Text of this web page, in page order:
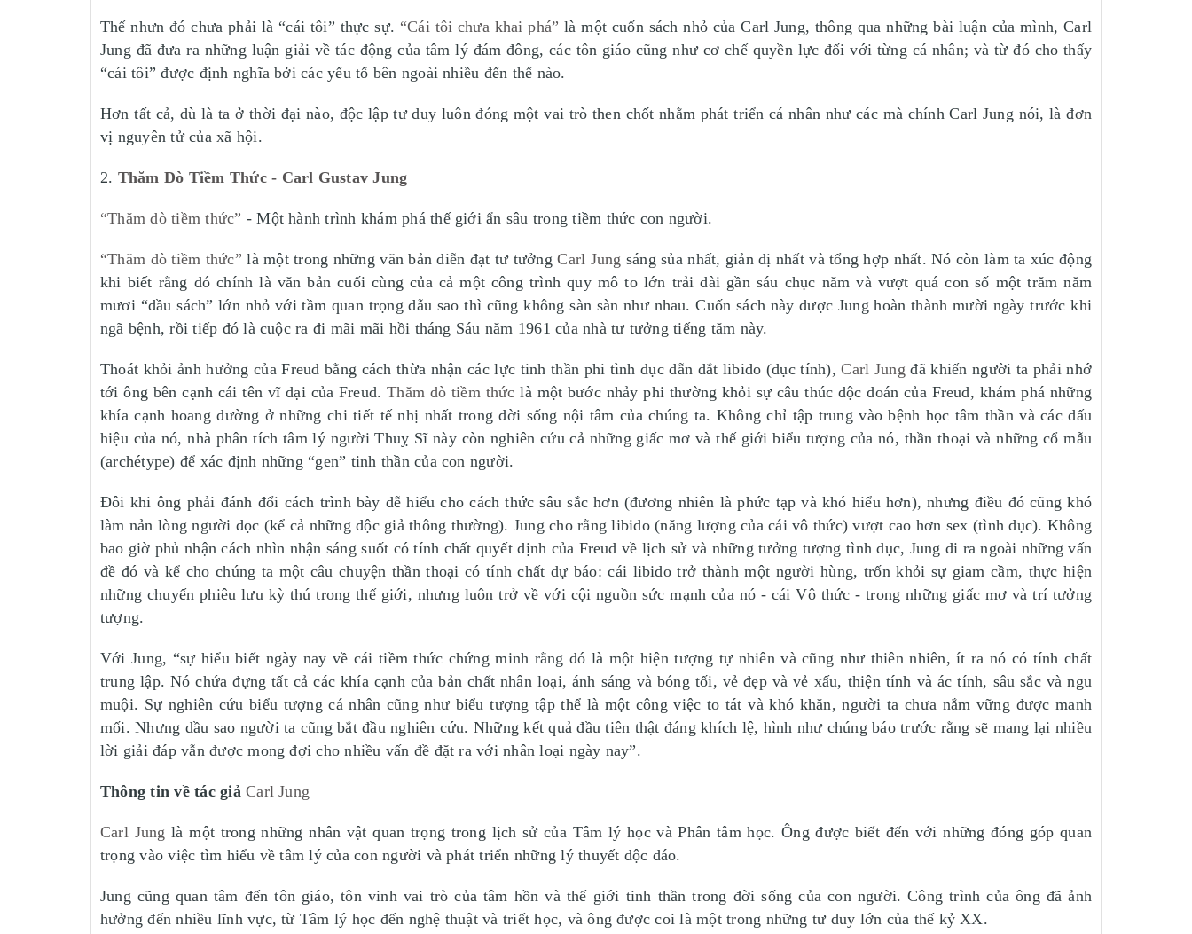
Thế nhưn đó chưa phải là “cái tôi” thực sự. “Cái tôi chưa khai phá” là một cuốn sách nhỏ của Carl Jung, thông qua những bài luận của mình, Carl
Jung đã đưa ra những luận giải về tác động của tâm lý đám đông, các tôn giáo cũng như cơ chế quyền lực đối với từng cá nhân; và từ đó cho thấy
“cái tôi” được định nghĩa bởi các yếu tố bên ngoài nhiều đến thế nào.
Hơn tất cả, dù là ta ở thời đại nào, độc lập tư duy luôn đóng một vai trò then chốt nhằm phát triển cá nhân như các mà chính Carl Jung nói, là đơn
vị nguyên tử của xã hội.
2. Thăm Dò Tiềm Thức - Carl Gustav Jung
“Thăm dò tiềm thức” - Một hành trình khám phá thế giới ẩn sâu trong tiềm thức con người.
“Thăm dò tiềm thức” là một trong những văn bản diễn đạt tư tưởngCarl Jung sáng sủa nhất, giản dị nhất và tổng hợp nhất. Nó còn làm ta xúc động
khi biết rằng đó chính là văn bản cuối cùng của cả một công trình quy mô to lớn trải dài gần sáu chục năm và vượt quá con số một trăm năm
mươi “đầu sách” lớn nhỏ với tầm quan trọng dẫu sao thì cũng không sàn sàn như nhau. Cuốn sách này được Jung hoàn thành mười ngày trước khi
ngã bệnh, rồi tiếp đó là cuộc ra đi mãi mãi hồi tháng Sáu năm 1961 của nhà tư tưởng tiếng tăm này.
Thoát khỏi ảnh hưởng của Freud bằng cách thừa nhận các lực tinh thần phi tình dục dẫn dắt libido (dục tính),Carl Jung đã khiến người ta phải nhớ
tới ông bên cạnh cái tên vĩ đại của Freud.Thăm dò tiềm thức là một bước nhảy phi thường khỏi sự câu thúc độc đoán của Freud, khám phá những
khía cạnh hoang đường ở những chi tiết tế nhị nhất trong đời sống nội tâm của chúng ta. Không chỉ tập trung vào bệnh học tâm thần và các dấu
hiệu của nó, nhà phân tích tâm lý người Thuỵ Sĩ này còn nghiên cứu cả những giấc mơ và thế giới biểu tượng của nó, thần thoại và những cổ mẫu
(archétype) để xác định những “gen” tinh thần của con người.
Đôi khi ông phải đánh đổi cách trình bày dễ hiểu cho cách thức sâu sắc hơn (đương nhiên là phức tạp và khó hiểu hơn), nhưng điều đó cũng khó
làm nản lòng người đọc (kể cả những độc giả thông thường). Jung cho rằng libido (năng lượng của cái vô thức) vượt cao hơn sex (tình dục). Không
bao giờ phủ nhận cách nhìn nhận sáng suốt có tính chất quyết định của Freud về lịch sử và những tưởng tượng tình dục, Jung đi ra ngoài những vấn
đề đó và kể cho chúng ta một câu chuyện thần thoại có tính chất dự báo: cái libido trở thành một người hùng, trốn khỏi sự giam cầm, thực hiện
những chuyến phiêu lưu kỳ thú trong thế giới, nhưng luôn trở về với cội nguồn sức mạnh của nó - cái Vô thức - trong những giấc mơ và trí tưởng
tượng.
Với Jung, “sự hiểu biết ngày nay về cái tiềm thức chứng minh rằng đó là một hiện tượng tự nhiên và cũng như thiên nhiên, ít ra nó có tính chất
trung lập. Nó chứa đựng tất cả các khía cạnh của bản chất nhân loại, ánh sáng và bóng tối, vẻ đẹp và vẻ xấu, thiện tính và ác tính, sâu sắc và ngu
muội. Sự nghiên cứu biểu tượng cá nhân cũng như biểu tượng tập thể là một công việc to tát và khó khăn, người ta chưa nắm vững được manh
mối. Nhưng dầu sao người ta cũng bắt đầu nghiên cứu. Những kết quả đầu tiên thật đáng khích lệ, hình như chúng báo trước rằng sẽ mang lại nhiều
lời giải đáp vẫn được mong đợi cho nhiều vấn đề đặt ra với nhân loại ngày nay”.
Thông tin về tác giảCarl Jung
Carl Jung là một trong những nhân vật quan trọng trong lịch sử của Tâm lý học và Phân tâm học. Ông được biết đến với những đóng góp quan
trọng vào việc tìm hiểu về tâm lý của con người và phát triển những lý thuyết độc đáo.
Jung cũng quan tâm đến tôn giáo, tôn vinh vai trò của tâm hồn và thế giới tinh thần trong đời sống của con người. Công trình của ông đã ảnh
hưởng đến nhiều lĩnh vực, từ Tâm lý học đến nghệ thuật và triết học, và ông được coi là một trong những tư duy lớn của thế kỷ XX.